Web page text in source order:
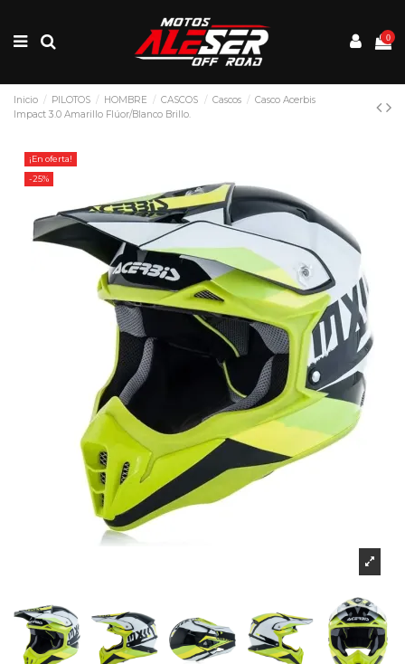
0
Inicio PILOTOS HOMBRE CASCOS Cascos
Casco Acerbis
Impact 3.0 Amarillo Flúor/Blanco Brillo.
¡En oferta!
-25%